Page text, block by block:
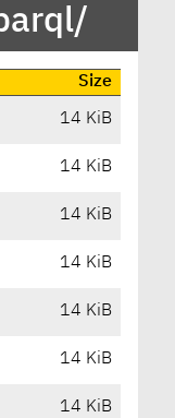
Size
14 KiB
14 KiB
14 KiB
14 KiB
14 KiB
14 KiB
14 KiB